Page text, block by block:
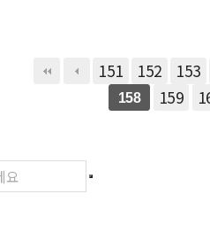
151 152 153
158 159